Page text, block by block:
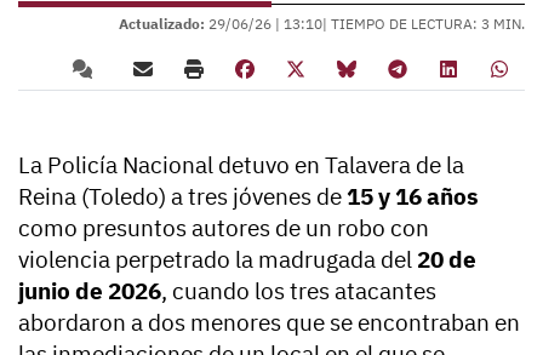
Actualizado: 29/06/26 | 13:10| TIEMPO DE LECTURA: 3 MIN.
La Policía Nacional detuvo en Talavera de la
Reina (Toledo) a tres jóvenes de 15 y 16 años
como presuntos autores de un robo con
violencia perpetrado la madrugada del 20 de
junio de 2026, cuando los tres atacantes
abordaron a dos menores que se encontraban en